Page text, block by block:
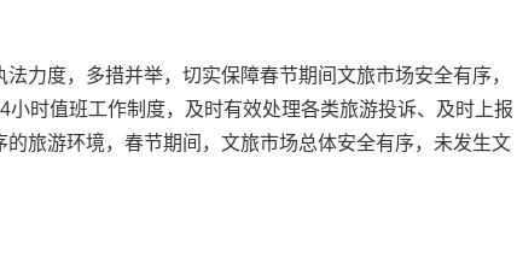
力度，多措并举，切实保障春节期间文旅市场安全有序，
时值班工作制度，及时有效处理各类旅游投诉、及时上报
旅游环境，春节期间，文旅市场总体安全有序，未发生文